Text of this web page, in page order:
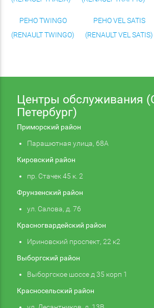
РЕНО TWINGO
(RENAULT TWINGO)
РЕНО VEL SATIS
(RENAULT VEL SATIS)
Центры обслуживания
Петербург)
Приморский район
Парашютная улица, 68А
Кировский район
пр. Стачек 45 к. 2
Фрунзенский район
ул. Салова, д. 76
Красногвардейский район
Ириновский проспект, 22 к2
Выборгский район
Выборгское шоссе д 35 корп 1
Красносельский район